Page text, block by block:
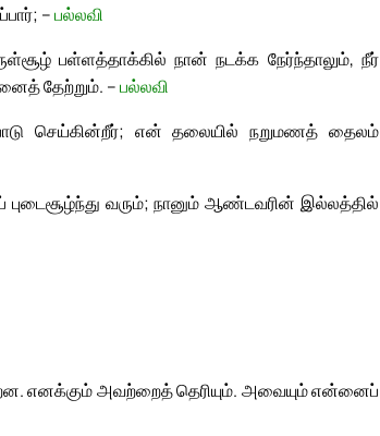
–பல்லவி
பள்ளத்தாக்கில் நான் நடக்க நேர்ந்தாலும், நீர்
தேற்றும். –பல்லவி
செய்கின்றீர்; என் தலையில் நறுமணத் தைலம்
வரும்; நானும் ஆண்டவரின் இல்லத்தில்
எனக்கும் அவற்றைத் தெரியும். அவையும் என்னைப்